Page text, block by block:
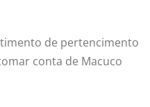
de pertencimento
conta de Macuco